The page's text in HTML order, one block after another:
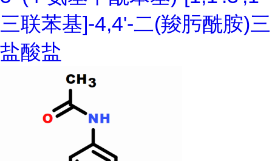
三联苯基]-4,4'-二(羧肟酰胺)三
盐酸盐